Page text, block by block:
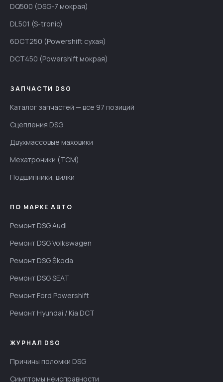
DQ500 (DSG-7 мокрая)
DL501 (S-tronic)
6DCT250 (Powershift сухая)
DCT450 (Powershift мокрая)
ЗАПЧАСТИ DSG
Каталог запчастей — все 97 позиций
Сцепления DSG
Двухмассовые маховики
Мехатроники (TCM)
Подшипники, вилки
ПО МАРКЕ АВТО
Ремонт DSG Audi
Ремонт DSG Volkswagen
Ремонт DSG Škoda
Ремонт DSG SEAT
Ремонт Ford Powershift
Ремонт Hyundai / Kia DCT
ЖУРНАЛ DSG
Причины поломки DSG
Симптомы неисправности